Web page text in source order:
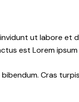
ut labore et
est Lorem
Cras